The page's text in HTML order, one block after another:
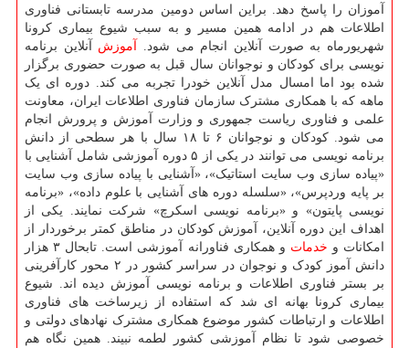
آموزان را پاسخ دهد. براین اساس دومین مدرسه تابستانی فناوری
اطلاعات هم در ادامه همین مسیر و به سبب شیوع بیماری کرونا
شهریورماه به صورت آنلاین انجام می شود. آموزش آنلاین برنامه
نویسی برای کودکان و نوجوانان سال قبل به صورت حضوری برگزار
شده بود اما امسال مدل آنلاین خودرا تجربه می کند. دوره ای یک
ماهه که با همکاری مشترک سازمان فناوری اطلاعات ایران، معاونت
علمی و فناوری ریاست جمهوری و وزارت آموزش و پرورش انجام
می شود. کودکان و نوجوانان ۶ تا ۱۸ سال با هر سطحی از دانش
برنامه نویسی می توانند در یکی از ۵ دوره آموزشی شامل آشنایی با
«پیاده سازی وب سایت استاتیک»، «آشنایی با پیاده سازی وب سایت
بر پایه وردپرس»، «سلسله دوره های آشنایی با علوم داده»، «برنامه
نویسی پایتون» و «برنامه نویسی اسکرچ» شرکت نمایند. یکی از
اهداف این دوره آنلاین، آموزش کودکان در مناطق کمتر برخوردار از
امکانات و خدمات
و همکاری فناورانه آموزشی است. تابحال ۳ هزار
دانش آموز کودک و نوجوان در سراسر کشور در ۲ محور کارآفرینی
بر بستر فناوری اطلاعات و برنامه نویسی آموزش دیده اند. شیوع
بیماری کرونا بهانه ای شد که استفاده از زیرساخت های فناوری
اطلاعات و ارتباطات کشور موضوع همکاری مشترک نهادهای دولتی و
خصوصی شود تا نظام آموزشی کشور لطمه نبیند. همین نگاه هم